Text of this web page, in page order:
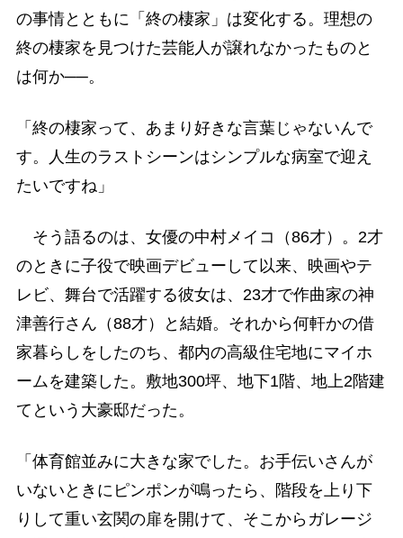
の事情とともに「終の棲家」は変化する。理想の
終の棲家を見つけた芸能人が譲れなかったものと
は何か──。
「終の棲家って、あまり好きな言葉じゃないんで
す。人生のラストシーンはシンプルな病室で迎え
たいですね」
そう語るのは、女優の中村メイコ（86才）。2才
のときに子役で映画デビューして以来、映画やテ
レビ、舞台で活躍する彼女は、23才で作曲家の神
津善行さん（88才）と結婚。それから何軒かの借
家暮らしをしたのち、都内の高級住宅地にマイホ
ームを建築した。敷地300坪、地下1階、地上2階建
てという大豪邸だった。
「体育館並みに大きな家でした。お手伝いさんが
いないときにピンポンが鳴ったら、階段を上り下
りして重い玄関の扉を開けて、そこからガレージ